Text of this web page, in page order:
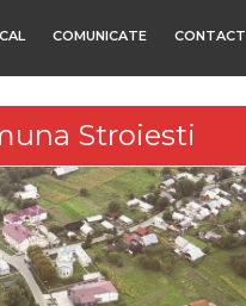
COMUNICATE CONTACT
Stroiesti